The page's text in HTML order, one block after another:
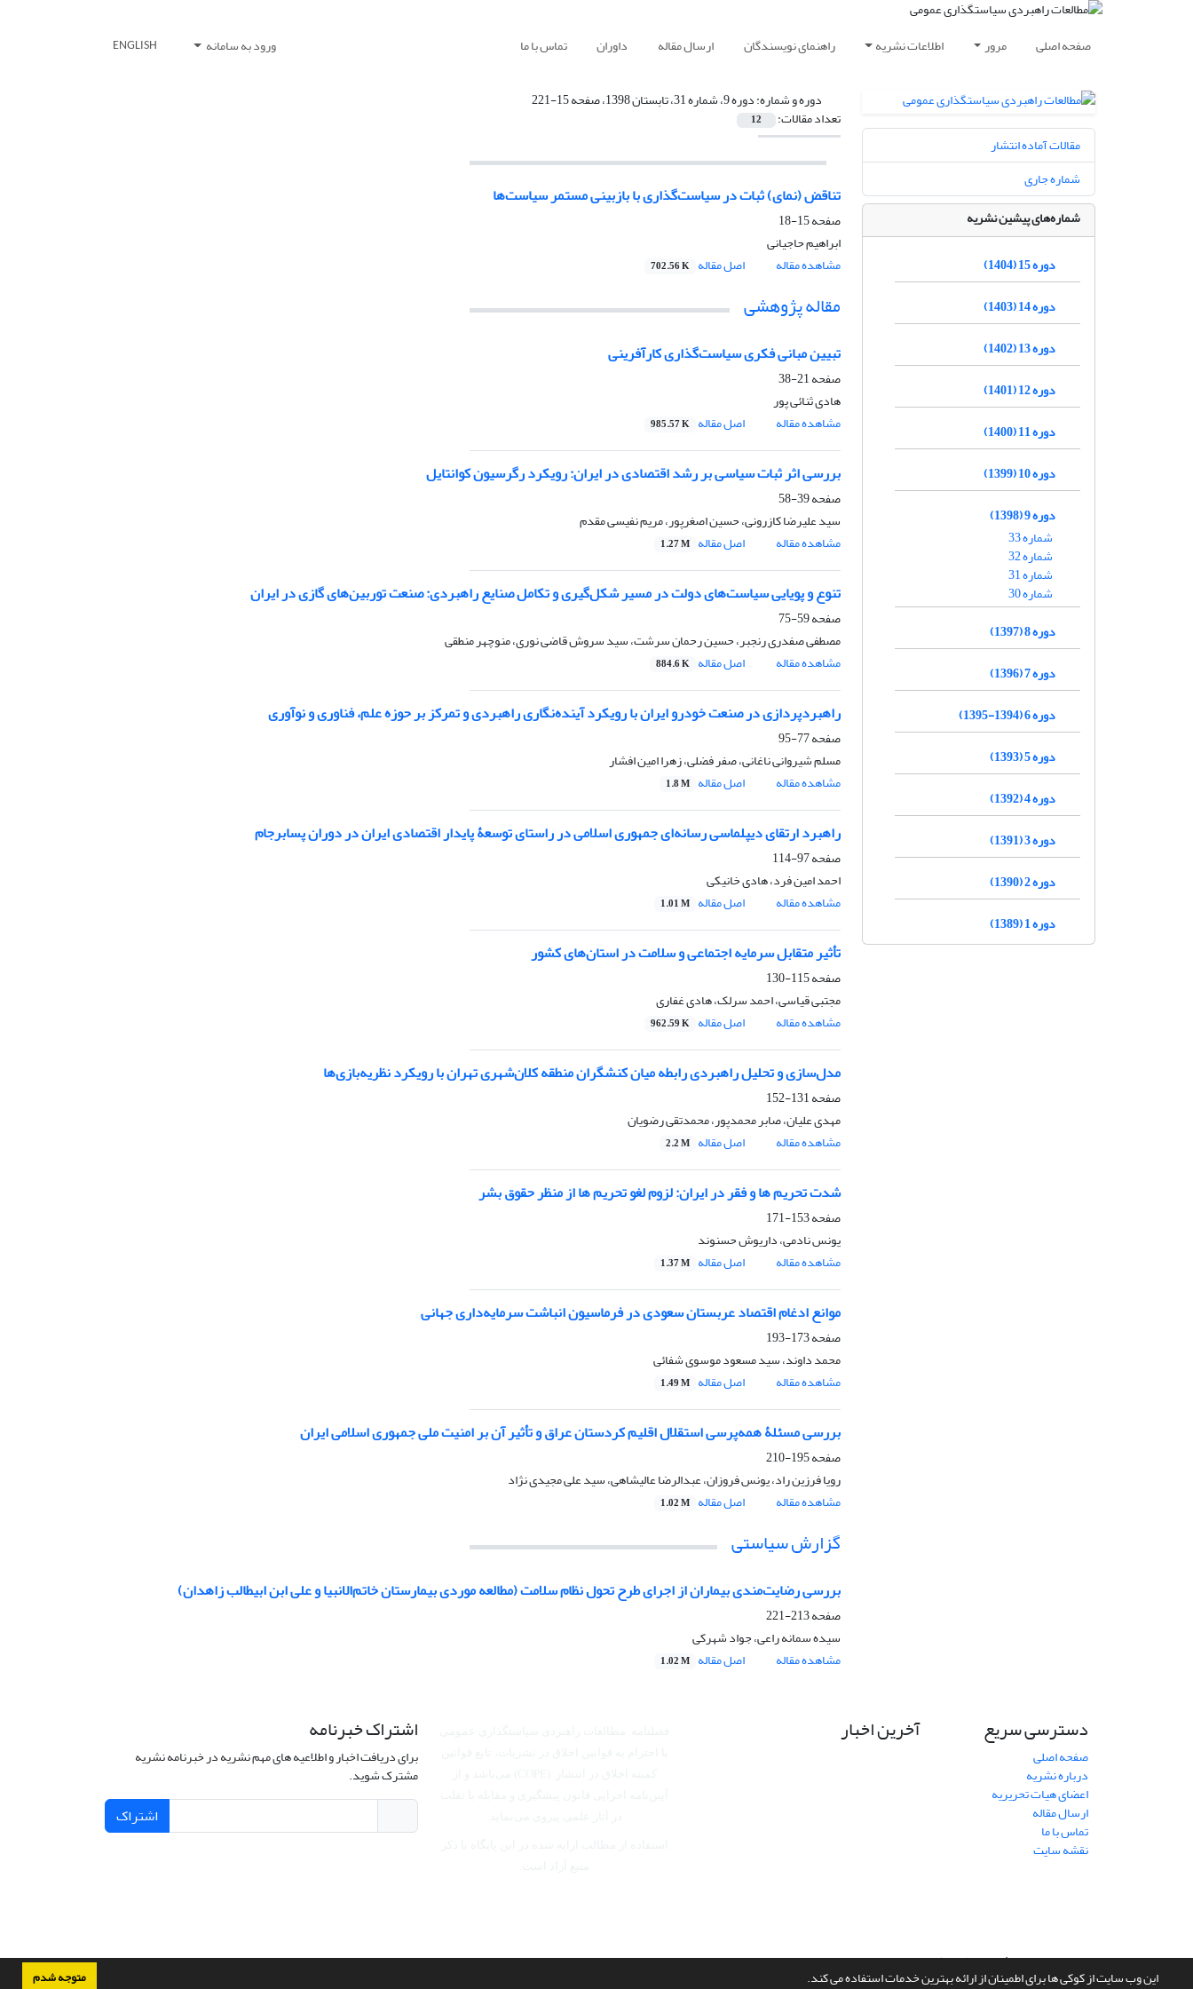
این وب سایت از کوکی ها برای اطمینان از ارائه بهترین خدمات استفاده می کند. متوجه شدم
صفحه اصلی مرور اطلاعات نشریه راهنمای نویسندگان ارسال مقاله داوران تماس با ما ورود به سامانه ENGLISH
دوره و شماره:دوره 9، شماره 31، تابستان 1398، صفحه 15-221
تعداد مقالات: 12
تناقض (نمای) ثبات در سیاست‌گذاری با بازبینی مستمر سیاست‌ها
صفحه15-18
ابراهیم حاجیانی
مشاهده مقاله
اصل مقاله 702.56 K
مقاله پژوهشی
تبیین مبانی فکری سیاست‌گذاری کارآفرینی
صفحه21-38
هادی ثنائی پور
مشاهده مقاله
اصل مقاله 985.57 K
بررسی اثر ثبات سیاسی بر رشد اقتصادی در ایران: رویکرد رگرسیون کوانتایل
صفحه39-58
سید علیرضا کازرونی، حسین اصغرپور، مریم نفیسی مقدم
مشاهده مقاله
اصل مقاله 1.27 M
تنوع و پویایی سیاست‌های دولت در مسیر شکل‌گیری و تکامل صنایع راهبردی: صنعت توربین‌های گازی در ایران
صفحه59-75
مصطفی صفدری رنجبر، حسین رحمان سرشت، سید سروش قاضی نوری، منوچهر منطقی
مشاهده مقاله
اصل مقاله 884.6 K
راهبردپردازی در صنعت خودرو ایران با رویکرد آینده‌نگاری راهبردی و تمرکز بر حوزه علم، فناوری و نوآوری
صفحه77-95
مسلم شیروانی ناغانی، صفر فضلی، زهرا امین افشار
مشاهده مقاله
اصل مقاله 1.8 M
راهبرد ارتقای دیپلماسی رسانه‌ای جمهوری اسلامی در راستای توسعۀ پایدار اقتصادی ایران در دوران پسابرجام
صفحه97-114
احمد امین فرد، هادی خانیکی
مشاهده مقاله
اصل مقاله 1.01 M
تأثیر متقابل سرمایه اجتماعی و سلامت در استان‌های کشور
صفحه115-130
مجتبی قیاسی، احمد سرلک، هادی غفاری
مشاهده مقاله
اصل مقاله 962.59 K
مدل‌سازی و تحلیل راهبردی رابطه میان کنشگران منطقه کلان‌شهری تهران با رویکرد نظریه‌بازی‌ها
صفحه131-152
مهدی علیان، صابر محمدپور، محمدتقی رضویان
مشاهده مقاله
اصل مقاله 2.2 M
شدت تحریم ها و فقر در ایران: لزوم لغو تحریم ها از منظر حقوق بشر
صفحه153-171
یونس نادمی، داریوش حسنوند
مشاهده مقاله
اصل مقاله 1.37 M
موانع ادغام اقتصاد عربستان سعودی در فرماسیون انباشت سرمایه‌داری جهانی
صفحه173-193
محمد داوند، سید مسعود موسوی شفائی
مشاهده مقاله
اصل مقاله 1.49 M
بررسی مسئلۀ همه‌پرسی استقلال اقلیم کردستان عراق و تأثیر آن بر امنیت ملی جمهوری اسلامی ایران
صفحه195-210
رویا فرزین راد، یونس فروزان، عبدالرضا عالیشاهی، سید علی مجیدی نژاد
مشاهده مقاله
اصل مقاله 1.02 M
گزارش سیاستی
بررسی رضایت‌مندی بیماران از اجرای طرح تحول نظام سلامت (مطالعه موردی بیمارستان خاتم‌الا‌نبیا و علی ابن ابیطالب زاهدان)
صفحه213-221
سیده سمانه راعی، جواد شهرکی
مشاهده مقاله
اصل مقاله 1.02 M
مقالات آماده انتشار
شماره جاری
شماره‌های پیشین نشریه
دوره 15 (1404)
دوره 14 (1403)
دوره 13 (1402)
دوره 12 (1401)
دوره 11 (1400)
دوره 10 (1399)
دوره 9 (1398)
شماره 33
شماره 32
شماره 31
شماره 30
دوره 8 (1397)
دوره 7 (1396)
دوره 6 (1394-1395)
دوره 5 (1393)
دوره 4 (1392)
دوره 3 (1391)
دوره 2 (1390)
دوره 1 (1389)
دسترسی سریع
صفحه اصلی
درباره نشریه
اعضای هیات تحریریه
ارسال مقاله
تماس با ما
نقشه سایت
آخرین اخبار اشتراک خبرنامه
برای دریافت اخبار و اطلاعیه های مهم نشریه در خبرنامه نشریه
مشترک شوید.
اشتراک
سامانه مدیریت نشریات علمی.طراحی و پیاده سازی ازسیناوب